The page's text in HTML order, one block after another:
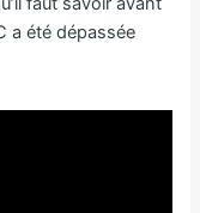
a été dépassée